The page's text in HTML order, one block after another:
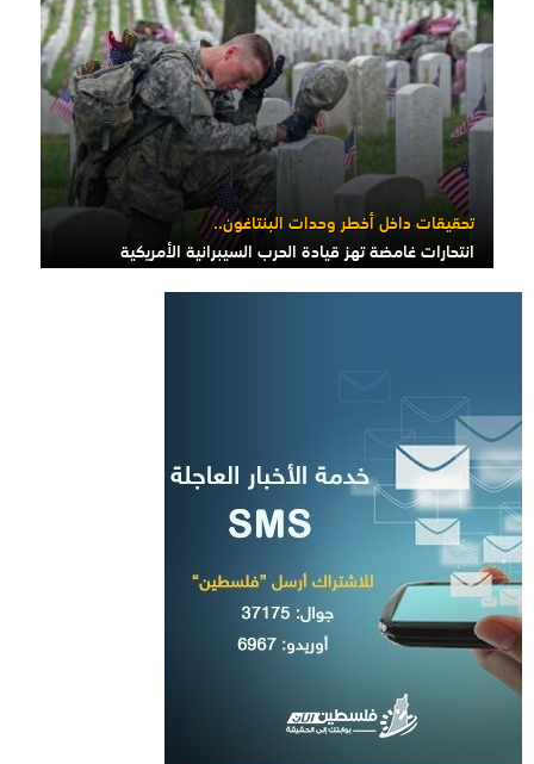
تحقيقات داخل أخطر وحدات البنتاغون..
انتحارات غامضة تهز قيادة الحرب السيبرانية الأمريكية